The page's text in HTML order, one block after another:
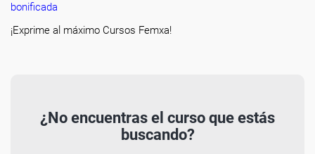
bonificada
¡Exprime al máximo Cursos Femxa!
¿No encuentras el curso que estás
buscando?